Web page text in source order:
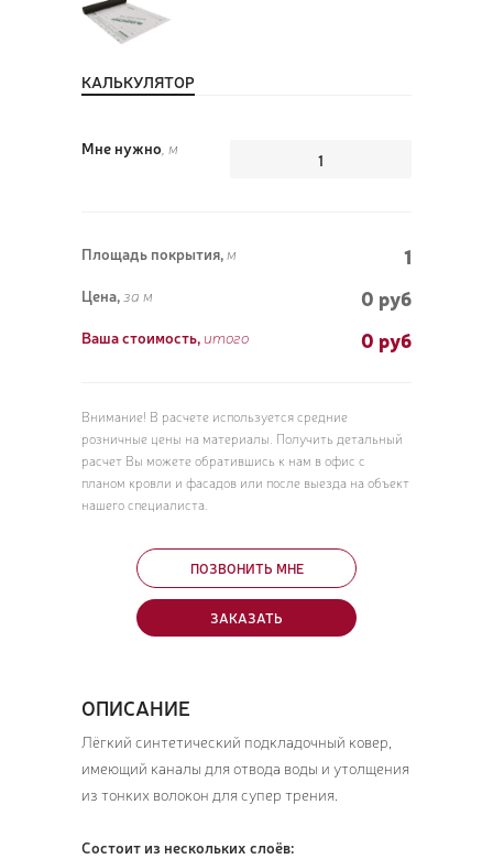
КАЛЬКУЛЯТОР
Мне нужно , м
Площадь покрытия, м 1
Цена, за м 0 руб
Ваша стоимость, итого 0 руб
Внимание! В расчете используется средние
розничные цены на материалы. Получить детальный
расчет Вы можете обратившись к нам в офис с
планом кровли и фасадов или после выезда на объект
нашего специалиста.
ПОЗВОНИТЬ МНЕ
ЗАКАЗАТЬ
ОПИСАНИЕ
Лёгкий синтетический подкладочный ковер,
имеющий каналы для отвода воды и утолщения
из тонких волокон для супер трения.
Состоит из нескольких слоёв: